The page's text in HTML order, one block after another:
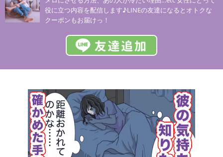
役に立つ内容を配信します♪LINEの友達になるとオトクな
クーポンもお届けっ！